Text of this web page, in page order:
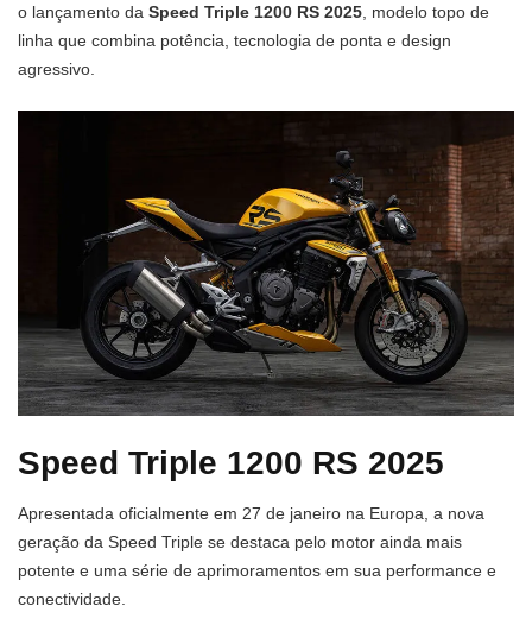
o lançamento da Speed Triple 1200 RS 2025 , modelo topo de
linha que combina potência, tecnologia de ponta e design
agressivo.
Speed Triple 1200 RS 2025
Apresentada oficialmente em 27 de janeiro na Europa, a nova
geração da Speed Triple se destaca pelo motor ainda mais
potente e uma série de aprimoramentos em sua performance e
conectividade.